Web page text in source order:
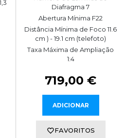
Diafragma 7
Abertura Mínima F22
Distância Mínima de Foco 11.6
cm ) - 19.1 cm (telefoto)
Taxa Máxima de Ampliação
1:4
719,00 €
ADICIONAR
FAVORITOS